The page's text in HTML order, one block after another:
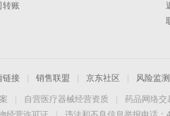
转账
链接 销售联盟 京东社区 风险监测
自营医疗器械经营资质 药品网络交